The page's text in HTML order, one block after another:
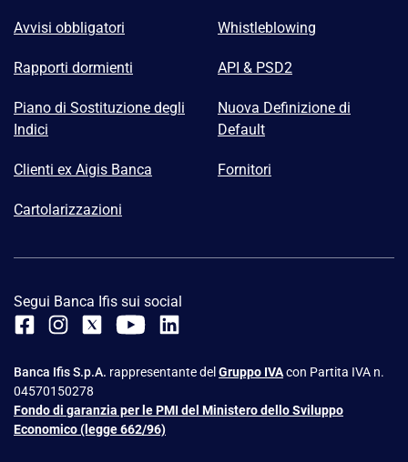
Avvisi obbligatori Whistleblowing
Rapporti dormienti API & PSD2
Piano di Sostituzione degli
Indici
Nuova Definizione di
Default
Clienti ex Aigis Banca Fornitori
Cartolarizzazioni
Segui Banca Ifis sui social
Banca Ifis S.p.A. rappresentante del Gruppo IVAcon Partita IVA n.
04570150278
Fondo di garanzia per le PMI del Ministero dello Sviluppo
Economico (legge 662/96)